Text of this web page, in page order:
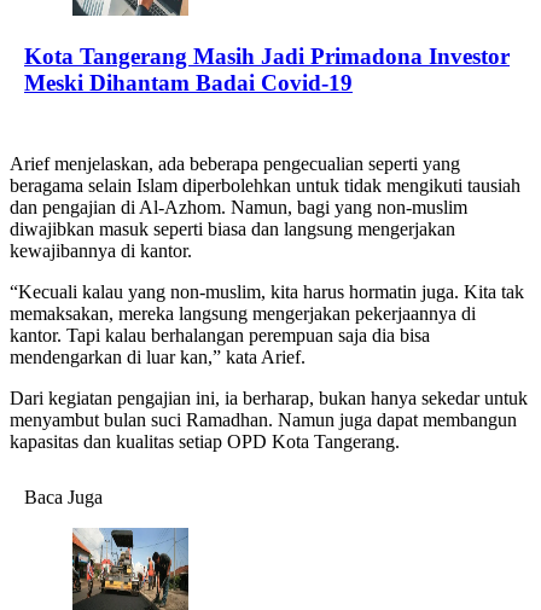
Kota Tangerang Masih Jadi Primadona Investor
Meski Dihantam Badai Covid-19
Arief menjelaskan, ada beberapa pengecualian seperti yang
beragama selain Islam diperbolehkan untuk tidak mengikuti tausiah
dan pengajian di Al-Azhom. Namun, bagi yang non-muslim
diwajibkan masuk seperti biasa dan langsung mengerjakan
kewajibannya di kantor.
“Kecuali kalau yang non-muslim, kita harus hormatin juga. Kita tak
memaksakan, mereka langsung mengerjakan pekerjaannya di
kantor. Tapi kalau berhalangan perempuan saja dia bisa
mendengarkan di luar kan,” kata Arief.
Dari kegiatan pengajian ini, ia berharap, bukan hanya sekedar untuk
menyambut bulan suci Ramadhan. Namun juga dapat membangun
kapasitas dan kualitas setiap OPD Kota Tangerang.
Baca Juga